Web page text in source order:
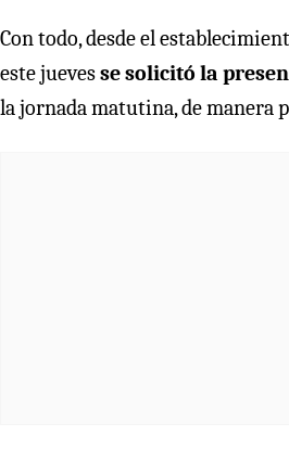
Con todo, desde el
este juevesse solicitó la
la jornada matutina, de manera